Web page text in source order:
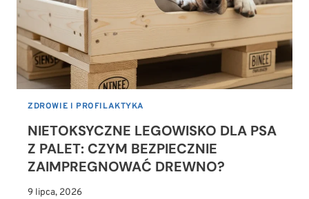
ZDROWIE I PROFILAKTYKA
NIETOKSYCZNE LEGOWISKO DLA PSA
Z PALET: CZYM BEZPIECZNIE
ZAIMPREGNOWAĆ DREWNO?
9 lipca, 2026